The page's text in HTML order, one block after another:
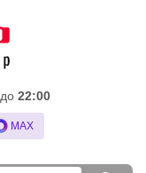
до 22:00
MAX